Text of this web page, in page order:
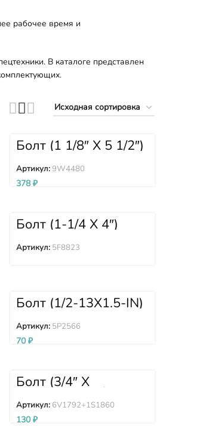
рабочее время и
В каталоге представлен
Болт (1 1/8″ X 5 1/2″)
9W4480
Артикул:9W4480
378₽
Болт (1-1/4 X 4″)
5F8823
Артикул: 5F8823
Болт (1/2-13X1.5-IN)
5P2566
Артикул: 5P2566
70₽
Болт (3/4″ X
60.4)+Гайка(3/4″)
SQ(BOX OF 90)
6V1792+1S1860
Артикул: 6V1792+1S1860
130₽